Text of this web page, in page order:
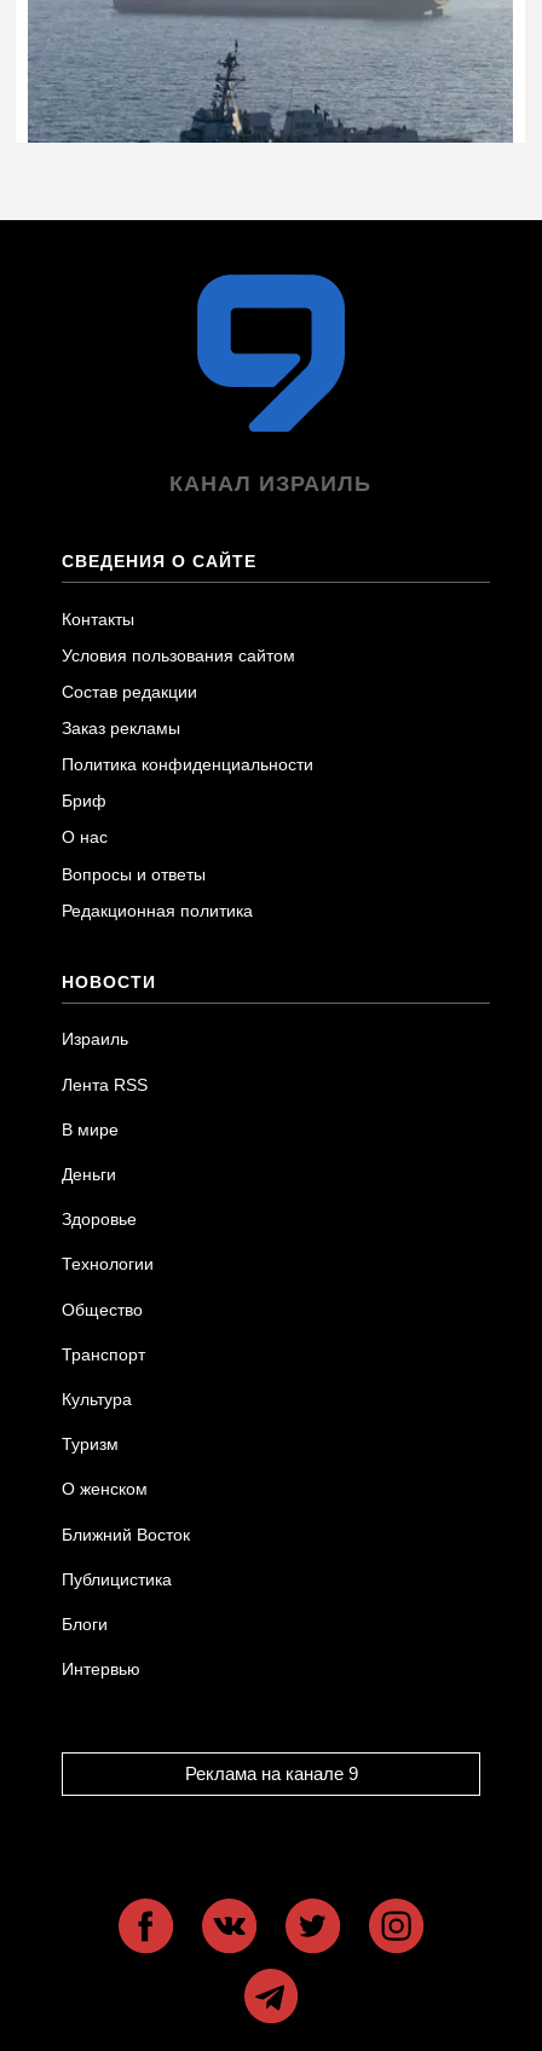
КАНАЛ ИЗРАИЛЬ
СВЕДЕНИЯ О САЙТЕ
Контакты
Условия пользования сайтом
Состав редакции
Заказ рекламы
Политика конфиденциальности
Бриф
О нас
Вопросы и ответы
Редакционная политика
НОВОСТИ
Израиль
Лента RSS
В мире
Деньги
Здоровье
Технологии
Общество
Транспорт
Культура
Туризм
О женском
Ближний Восток
Публицистика
Блоги
Интервью
Реклама на канале 9